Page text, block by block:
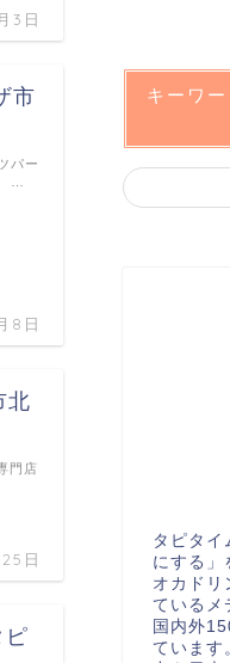
3日
市
8日
パー
…
北
日
門店
ピ
キーワ
タピタイ
にする」
オカドリ
ているメ
国内外
ています